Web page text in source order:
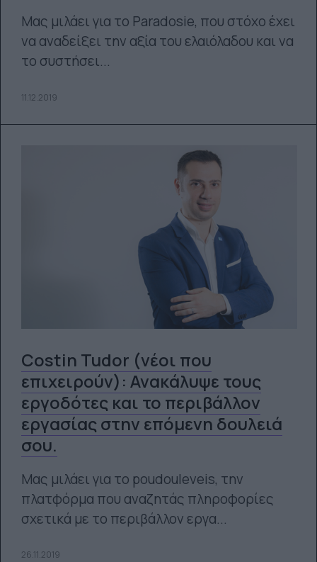
Μας μιλάει για το Paradosie, που στόχο έχει
να αναδείξει την αξία του ελαιόλαδου και να
το συστήσει...
11.12.2019
Costin Tudor (νέοι που
επιχειρούν): Ανακάλυψε τους
εργοδότες και το περιβάλλον
εργασίας στην επόμενη δουλειά
σου.
Μας μιλάει για το poudouleveis, την
πλατφόρμα που αναζητάς πληροφορίες
σχετικά με το περιβάλλον εργα...
26.11.2019